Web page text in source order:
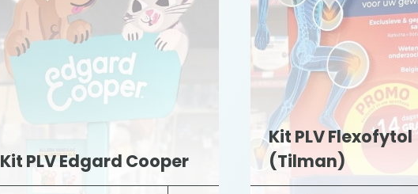
Kit PLV Edgard Cooper
Kit PLV Flexofytol
(Tilman)